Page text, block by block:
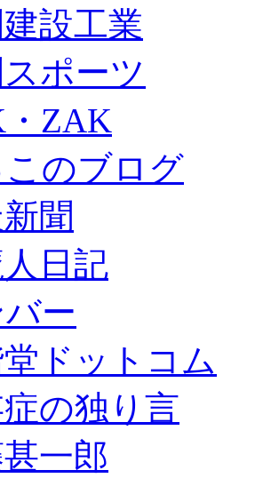
建設工業
スポーツ
ZAK
このブログ
聞
日記
ー
ドットコム
の独り言
一郎